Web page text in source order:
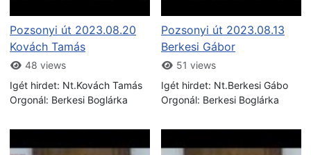
Pozsonyi út 2023.08.20
Kovách Tamás
48 views
Igét hirdet: Nt.Kovách Tamás
Orgonál: Berkesi Boglárka
Pozsonyi út 2023.08.13
Berkesi Gábor
51 views
Igét hirdet: Nt.Berkesi Gábo
Orgonál: Berkesi Boglárka